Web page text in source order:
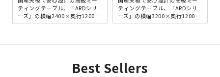
ティングテーブル、「ARDシリ
ーズ」の横幅2400×奥行1200m
mタイプです。ミドルハイクラ
ティングテーブル、「ARDシリ
ーズ」の横幅3200×奥行1200m
mタイプです。ミドルハイクラ
Best Sellers